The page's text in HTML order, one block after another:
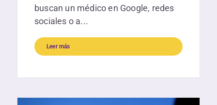
buscan un médico en Google, redes
sociales o a...
Leer más